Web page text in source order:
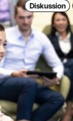
Diskussion